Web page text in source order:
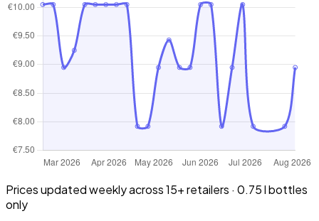
Prices updated weekly across 15+ retailers · 0.75 l bottles
only